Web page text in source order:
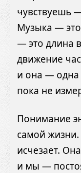
чувствуешь
Музыка —
— это длина
движение
и она — одна
пока не
Понимание
самой жизни.
исчезает.
и мы —